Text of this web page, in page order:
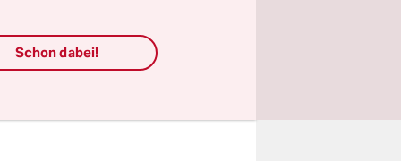
Schon dabei!